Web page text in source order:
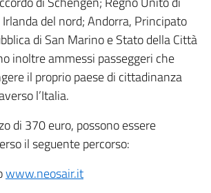
del nord; Andorra, Principato
di San Marino e Stato della Città
inoltre ammessi passeggeri che
il proprio paese di cittadinanza
l’Italia.
di 370 euro, possono essere
il seguente percorso:
www.neosair.it